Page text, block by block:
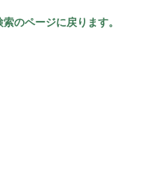
のページに戻ります。